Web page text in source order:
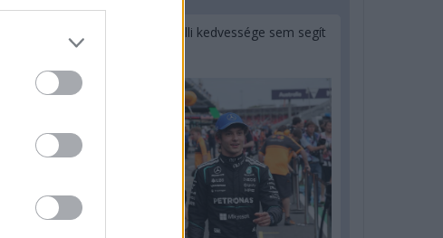
Montoya szerint Antonelli kedvessége sem segít
Russellen